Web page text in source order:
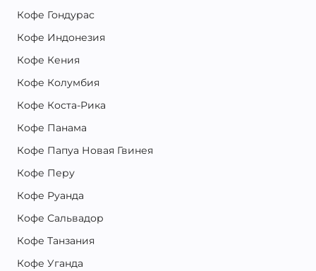
Кофе Гондурас
Кофе Индонезия
Кофе Кения
Кофе Колумбия
Кофе Коста-Рика
Кофе Панама
Кофе Папуа Новая Гвинея
Кофе Перу
Кофе Руанда
Кофе Сальвадор
Кофе Танзания
Кофе Уганда